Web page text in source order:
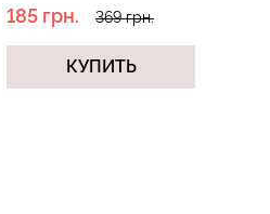
185 грн. 369 грн.
КУПИТЬ